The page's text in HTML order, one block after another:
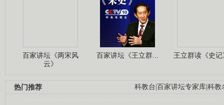
百家讲坛《两宋风
云》
百家讲坛《王立群... 王立群读《史
科教台 百家讲坛专家库 科教
热门推荐